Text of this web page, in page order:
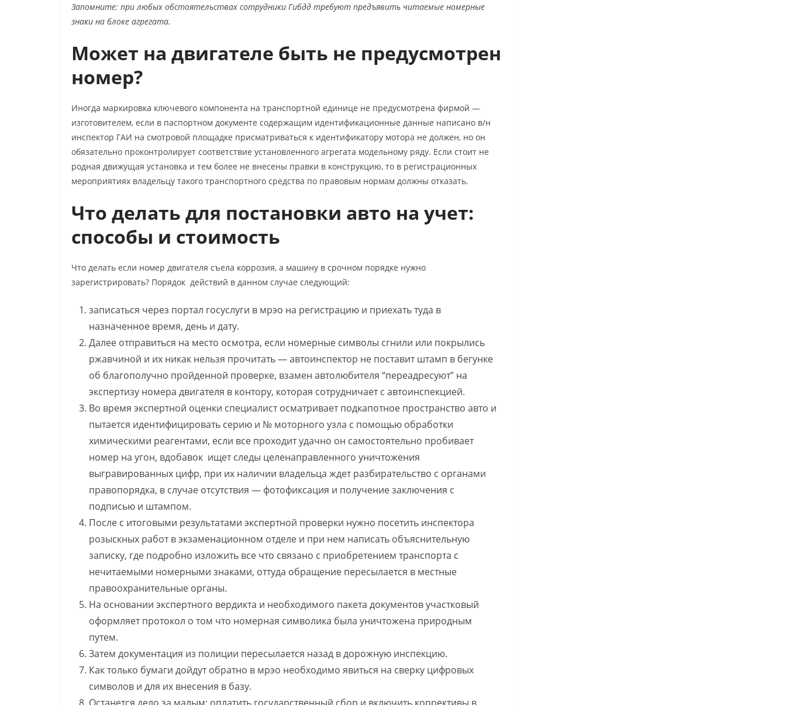
Запомните: при любых обстоятельствах сотрудники Гибдд требуют предъявить читаемые номерные
знаки на блоке агрегата.
Может на двигателе быть не предусмотрен
номер?
Иногда маркировка ключевого компонента на транспортной единице не предусмотрена фирмой —
изготовителем, если в паспортном документе содержащим идентификационные данные написано в/н
инспектор ГАИ на смотровой площадке присматриваться к идентификатору мотора не должен, но он
обязательно проконтролирует соответствие установленного агрегата модельному ряду. Если стоит не
родная движущая установка и тем более не внесены правки в конструкцию, то в регистрационных
мероприятиях владельцу такого транспортного средства по правовым нормам должны отказать.
Что делать для постановки авто на учет:
способы и стоимость
Что делать если номер двигателя съела коррозия, а машину в срочном порядке нужно
зарегистрировать? Порядок действий в данном случае следующий:
записаться через портал госуслуги в мрэо на регистрацию и приехать туда в
назначенное время, день и дату.
Далее отправиться на место осмотра, если номерные символы сгнили или покрылись
ржавчиной и их никак нельзя прочитать — автоинспектор не поставит штамп в бегунке
об благополучно пройденной проверке, взамен автолюбителя “переадресуют” на
экспертизу номера двигателя в контору, которая сотрудничает с автоинспекцией.
Во время экспертной оценки специалист осматривает подкапотное пространство авто и
пытается идентифицировать серию и № моторного узла с помощью обработки
химическими реагентами, если все проходит удачно он самостоятельно пробивает
номер на угон, вдобавок ищет следы целенаправленного уничтожения
выгравированных цифр, при их наличии владельца ждет разбирательство с органами
правопорядка, в случае отсутствия — фотофиксация и получение заключения с
подписью и штампом.
После с итоговыми результатами экспертной проверки нужно посетить инспектора
розыскных работ в экзаменационном отделе и при нем написать объяснительную
записку, где подробно изложить все что связано с приобретением транспорта с
нечитаемыми номерными знаками, оттуда обращение пересылается в местные
правоохранительные органы.
На основании экспертного вердикта и необходимого пакета документов участковый
оформляет протокол о том что номерная символика была уничтожена природным
путем.
Затем документация из полиции пересылается назад в дорожную инспекцию.
Как только бумаги дойдут обратно в мрэо необходимо явиться на сверку цифровых
символов и для их внесения в базу.